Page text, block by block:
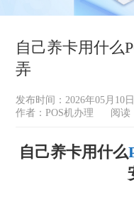
自己养卡用什么
弄
发布时间：2026年05月10
作者：POS机办理
阅读
自己养卡用什么